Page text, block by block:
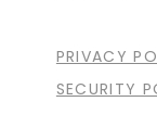
PRIVACY
SECURITY